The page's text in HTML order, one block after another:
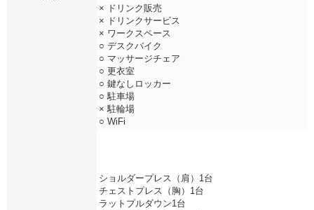
× ドリンク販売
× ドリンクサービス
× ワークスペース
○ デスクバイク
○ マッサージチェア
○ 更衣室
○ 鍵なしロッカー
○ 駐車場
× 駐輪場
○ WiFi
ショルダープレス（肩）1台
チェストプレス（胸）1台
ラットプルダウン1台